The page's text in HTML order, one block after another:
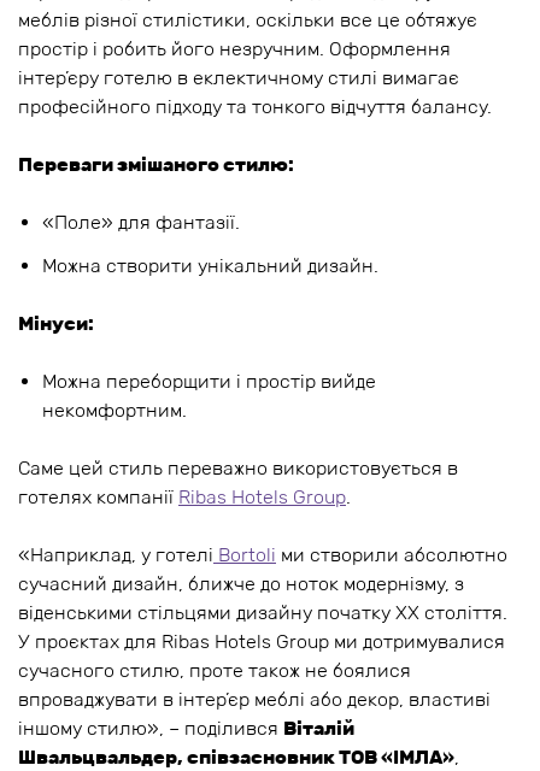
меблів різної стилістики, оскільки все це обтяжує
простір і робить його незручним. Оформлення
інтер’єру готелю в еклектичному стилі вимагає
професійного підходу та тонкого відчуття балансу.
Переваги змішаного стилю:
«Поле» для фантазії.
Можна створити унікальний дизайн.
Мінуси:
Можна переборщити і простір вийде
некомфортним.
Саме цей стиль переважно використовується в
готелях компанії Ribas Hotels Group.
«Наприклад, у готелі Bortoli ми створили абсолютно
сучасний дизайн, ближче до ноток модернізму, з
віденськими стільцями дизайну початку XX століття.
У проєктах для Ribas Hotels Group ми дотримувалися
сучасного стилю, проте також не боялися
впроваджувати в інтер’єр меблі або декор, властиві
іншому стилю», – поділився Віталій
Швальцвальдер, співзасновник ТОВ «IМЛА»,